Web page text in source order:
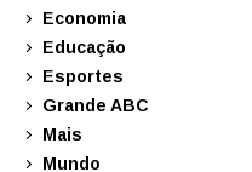
Economia
Educação
Esportes
Grande ABC
Mais
Mundo